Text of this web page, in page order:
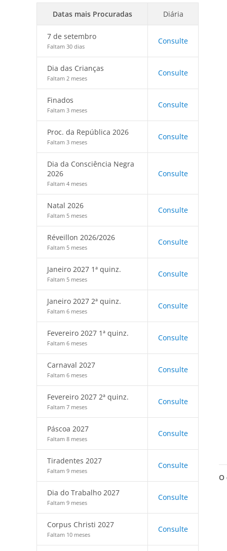
Datas mais Procuradas Diária
7 de setembro
Faltam 30 dias
Consulte
Dia das Crianças
Faltam 2 meses
Consulte
Finados
Faltam 3 meses
Consulte
Proc. da República 2026
Faltam 3 meses
Consulte
Dia da Consciência Negra
2026
Faltam 4 meses
Consulte
Natal 2026
Faltam 5 meses
Consulte
Réveillon 2026/2026
Faltam 5 meses
Consulte
Janeiro 2027 1ª quinz.
Faltam 5 meses
Consulte
Janeiro 2027 2ª quinz.
Faltam 6 meses
Consulte
Fevereiro 2027 1ª quinz.
Faltam 6 meses
Consulte
Carnaval 2027
Faltam 6 meses
Consulte
Fevereiro 2027 2ª quinz.
Faltam 7 meses
Consulte
Páscoa 2027
Faltam 8 meses
Consulte
Tiradentes 2027
Faltam 9 meses
Consulte
Dia do Trabalho 2027
Faltam 9 meses
Consulte
Corpus Christi 2027
Faltam 10 meses
Consulte
O